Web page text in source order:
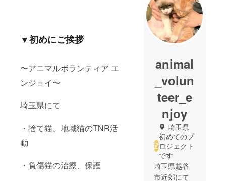
▼初めにご挨拶
〜アニマルボランティア エ
ンジョイ〜
埼玉県にて
・捨て猫、地域猫のTNR活
動
・負傷猫の治療、保護
animal
_volun
teer_e
njoy
埼玉県
初めてのプ
ロジェクト
です
埼玉県越谷
市近郊にて